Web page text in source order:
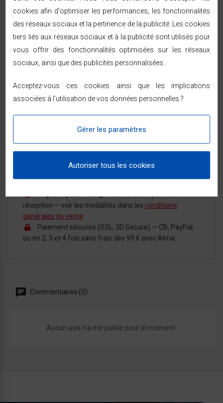
Référence:
En Stock
domicile sous 48/72h ouvrées par Chronopost ou
GEODIS, partout en France métropolitaine.
réception — voir les modalités dans les conditions
générales de vente
Paiement sécurisé (SSL, 3D Secure) — CB, PayPal,
ou en 2, 3 et 4 fois sans frais dès 99 € avec Alma.
Commentaires (0)
Aucun avis n'a été publié pour le moment.
cookies afin d'optimiser les performances, les fonctionnalités
des réseaux sociaux et la pertinence de la publicité. Les cookies
tiers liés aux réseaux sociaux et à la publicité sont utilisés pour
vous offrir des fonctionnalités optimisées sur les réseaux
sociaux, ainsi que des publicités personnalisées.
Acceptez-vous ces cookies ainsi que les implications
associées à l'utilisation de vos données personnelles ?
Gérer les paramètres
Autoriser tous les cookies